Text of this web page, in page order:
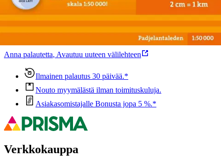
Oletko tyytyväinen tuotetietoihin?
Ovatko tuotetiedot riittävät? Jos tuotetiedoissa on puutteita tai niitä
Anna palautetta, Avautuu uuteen välilehteen
Ilmainen palautus 30 päivää.*
Nouto myymälästä ilman toimituskuluja.
Asiakasomistajalle Bonusta jopa 5 %.*
Verkkokauppa